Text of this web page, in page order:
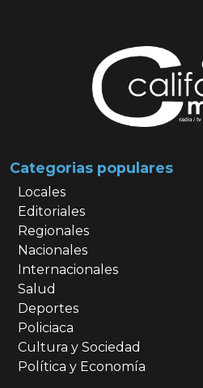
Categorias populares
Locales
Editoriales
Regionales
Nacionales
Internacionales
Salud
Deportes
Policiaca
Cultura y Sociedad
Política y Economía